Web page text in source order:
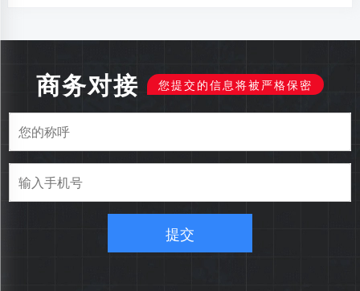
商务对接 您提交的信息将被严格保密
提交